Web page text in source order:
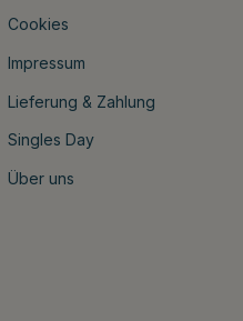
Cookies
Impressum
Lieferung & Zahlung
Singles Day
Über uns